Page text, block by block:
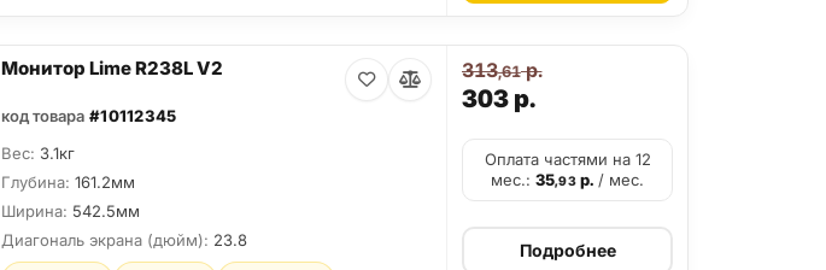
Монитор Lime R238L V2
код товара #10112345
Вес: 3.1кг
Глубина: 161.2мм
Ширина: 542.5мм
Диагональ экрана (дюйм): 23.8
303р.
313,61р.
Оплата частями на 12
мес.:35,93р./ мес.
Подробнее